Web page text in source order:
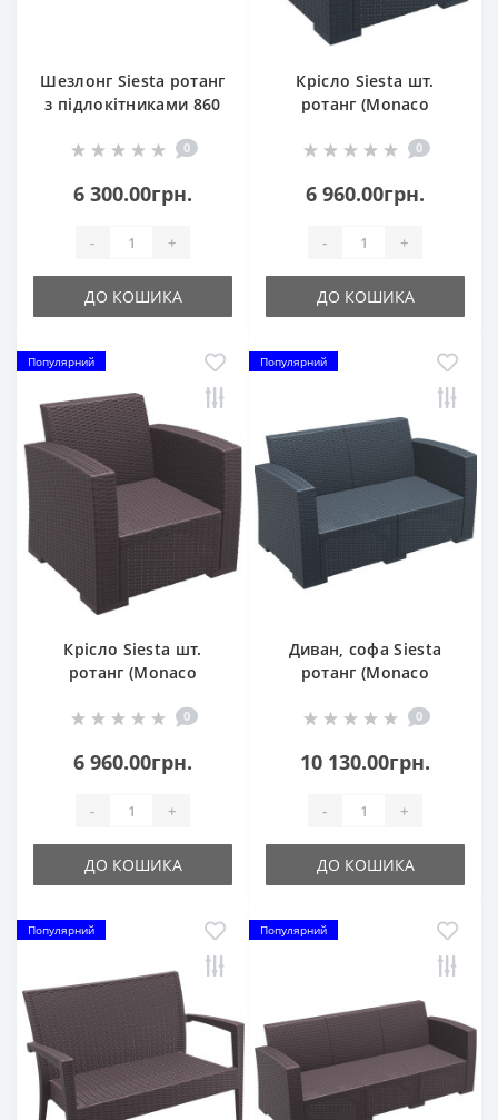
Шезлонг Siesta ротанг
з підлокітниками 860
0
6 300.00грн.
- +
ДО КОШИКА
Крісло Siesta шт.
ротанг (Monaco
831 Dark Grey0
6 960.00грн.
- +
ДО КОШИКА
Популярний
Крісло Siesta шт.
ротанг (Monaco
831 Brown
0
6 960.00грн.
- +
ДО КОШИКА
Популярний
Диван, софа Siesta
ротанг (Monaco
Dark Grey
0
10 130.00грн.
- +
ДО КОШИКА
Популярний Популярний